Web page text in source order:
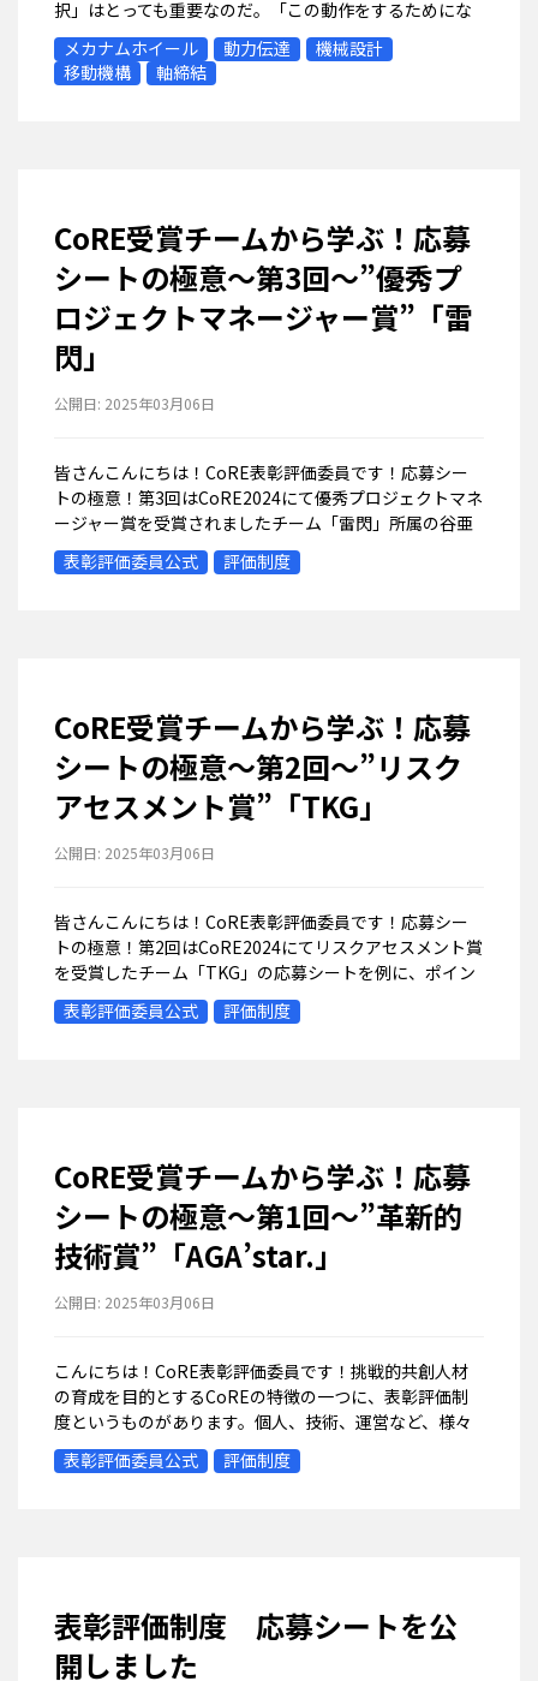
択」はとっても重要なのだ。「この動作をするためにな
んの機構を使おう？」「機構は決まったけどどんな構造
にしよう？」「機構が完成したけど不安定だ。...
メカナムホイール 動力伝達
機械設計
移動機構
軸締結
CoRE受賞チームから学ぶ！応募
シートの極意～第3回～”優秀プ
ロジェクトマネージャー賞”「雷
閃」
公開日: 2025年03月06日
皆さんこんにちは！CoRE表彰評価委員です！応募シー
トの極意！第3回はCoRE2024にて優秀プロジェクトマネ
ージャー賞を受賞されましたチーム「雷閃」所属の谷亜
生彩さんの応募シートを例に、ポイントを紹介していき
ます！！！！CoREチーム紹介...
表彰評価委員公式 評価制度
CoRE受賞チームから学ぶ！応募
シートの極意～第2回～”リスク
アセスメント賞”「TKG」
公開日: 2025年03月06日
皆さんこんにちは！CoRE表彰評価委員です！応募シー
トの極意！第2回はCoRE2024にてリスクアセスメント賞
を受賞したチーム「TKG」の応募シートを例に、ポイン
トを紹介していきます！！！！CoREチーム紹介ページ
TKG東海地方4社の社会人...
表彰評価委員公式 評価制度
CoRE受賞チームから学ぶ！応募
シートの極意～第1回～”革新的
技術賞”「AGA’star.」
公開日: 2025年03月06日
こんにちは！CoRE表彰評価委員です！挑戦的共創人材
の育成を目的とするCoREの特徴の一つに、表彰評価制
度というものがあります。個人、技術、運営など、様々
な観点で設けられた賞に対し、自分たちが該当すると思
う賞について審査＆表彰を受けることが...
表彰評価委員公式 評価制度
表彰評価制度 応募シートを公
開しました